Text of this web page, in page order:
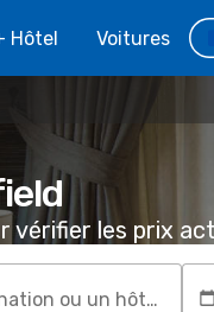
Hôtel Voitures
vérifier les prix
Recherchez une destination ou un hôtel